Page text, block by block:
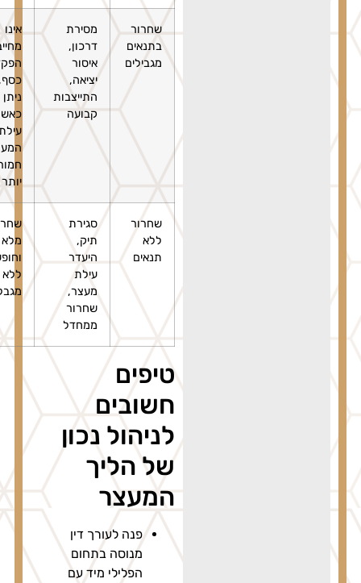
שחרור
בתנאים
מגבילים
מסירת
איסור
התייצבות
קבועה
הפקדת
ניתן גם
המעצר
חמורה
שחרור
שחרור
ממחדל
שחרור
מלא
וחופשי
ללא כל
מגבלה
טיפים
חשובים
לניהול נכון
של הליך
המעצר
פנה לעורך דין
מנוסה בתחום
הפלילי מיד עם